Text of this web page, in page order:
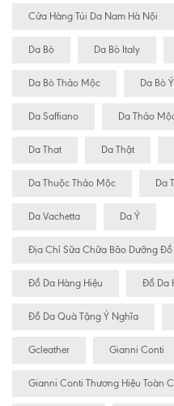
Cửa Hàng Túi Da Nam Hà Nội
Da Bò Da Bò Italy
Da Bò Thảo Mộc Da Bò Ý
Da Saffiano Da Thảo
Da That Da Thật
Da Thuộc Thảo Mộc Da
Da Vachetta Da Ý
Địa Chỉ Sữa Chữa Bão Dưỡng
Đồ Da Hàng Hiệu Đồ Da
Đồ Da Quà Tặng Ý Nghĩa
Gcleather Gianni Conti
Gianni Conti Thương Hiệu Toàn